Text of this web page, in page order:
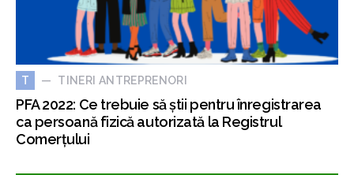
T TINERI ANTREPRENORI
PFA 2022: Ce trebuie să știi pentru înregistrarea
ca persoană fizică autorizată la Registrul
Comerțului